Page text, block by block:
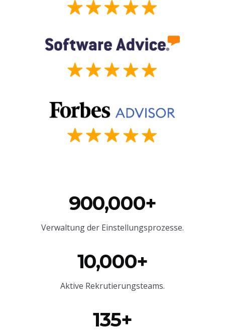
900,000+
Verwaltung der Einstellungsprozesse.
10,000+
Aktive Rekrutierungsteams.
135+